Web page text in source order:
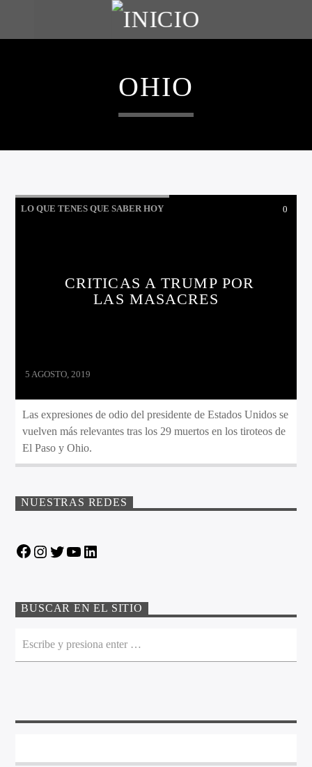
OHIO
LO QUE TENES QUE SABER HOY 0
CRITICAS A TRUMP POR
LAS MASACRES
5 AGOSTO, 2019
Las expresiones de odio del presidente de Estados Unidos se
vuelven más relevantes tras los 29 muertos en los tiroteos de
El Paso y Ohio.
NUESTRAS REDES
FacebookInstagram
TwitterYouTube
BUSCAR EN EL SITIO